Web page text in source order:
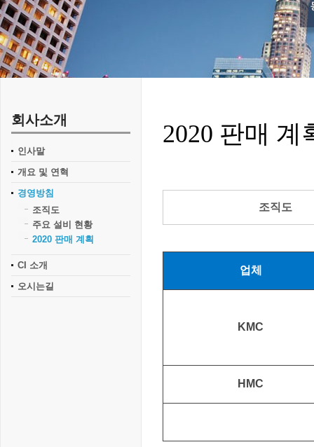
회사소개
인사말
개요 및 연혁
경영방침
조직도
주요 설비 현황
2020 판매 계획
CI 소개
오시는길
2020 판매 계
조직도
업체
KMC
HMC